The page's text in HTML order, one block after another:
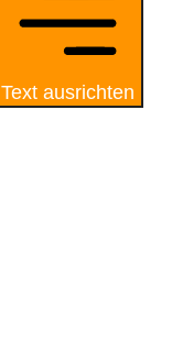
Text ausrichten